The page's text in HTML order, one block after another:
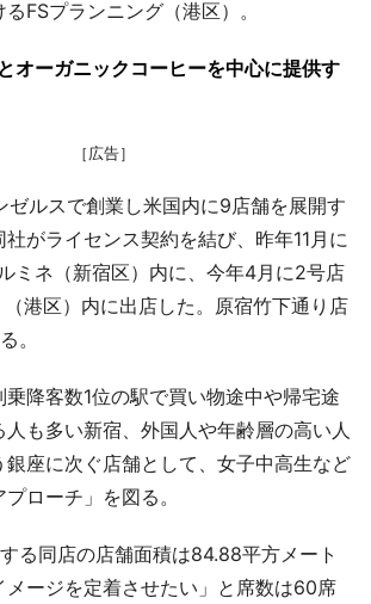
FSプランニング（港区）。
オーガニックコーヒーを中心に提供す
［広告］
ルスで創業し米国内に9店舗を展開す
がライセンス契約を結び、昨年11月に
ミネ（新宿区）内に、今年4月に2号店
（港区）内に出店した。原宿竹下通り店
。
降客数1位の駅で買い物途中や帰宅途
も多い新宿、外国人や年齢層の高い人
銀座に次ぐ店舗として、女子中高生など
プローチ」を図る。
る同店の店舗面積は84.88平方メート
メージを定着させたい」と席数は60席